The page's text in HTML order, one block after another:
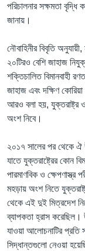
পরিচালনার সক্ষমতা বৃদ্ধি
জানায়।
নৌবাহিনীর বিবৃতি
২০টিরও বেশি জাহাজ
শক্তিচালিত বিমানবাহী
জাহাজ এবং দক্ষিণ
আরও বলা হয়, যুক্তরাষ্ট্র ও
অংশ নিবে।
২০১৭ সালের পর থেকে ঐ
যাতে যুক্তরাষ্ট্রের কোন
পারমাণবিক ও ক্ষেপণাস্ত্র
মহড়ায় অংশ নিতে
থেকে এই দুই মিত্রদেশ
ব্যাপকতা হ্রাস করেছিল।
যাওয়া আলোচনাটির প্রতি
সিদ্ধান্তগুলো নেওয়া